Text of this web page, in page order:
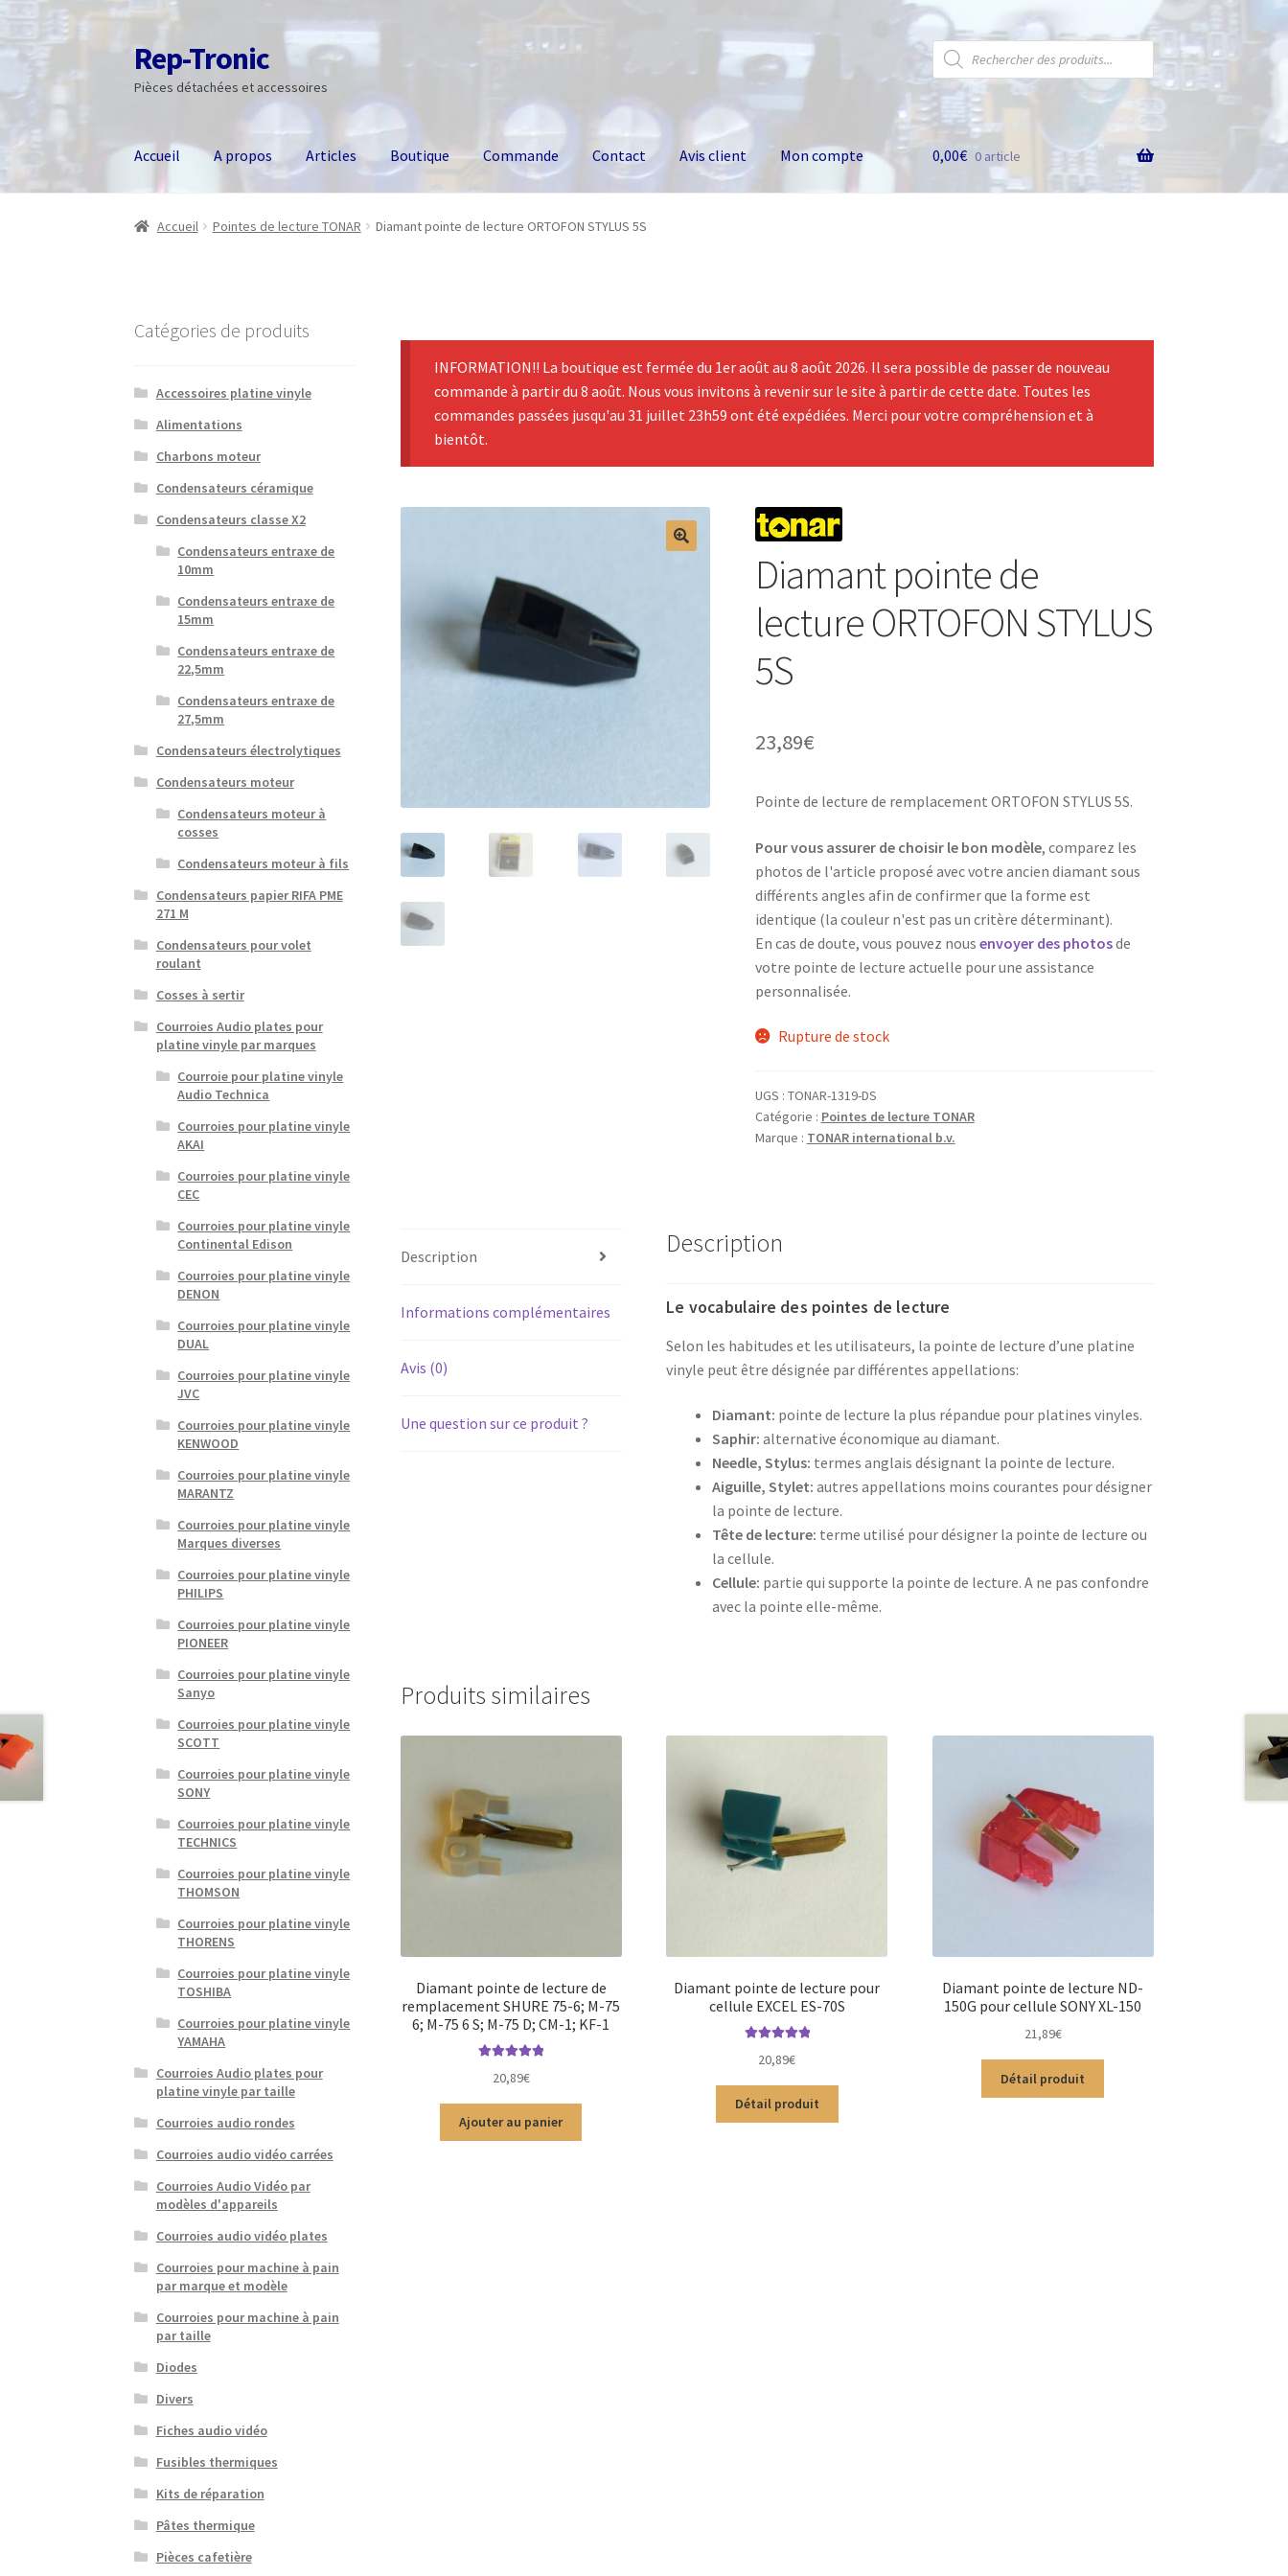
Aller
à
la
Aller
au
contenu
Rep-Tronic
Pièces détachées et accessoires
Recherche
de
produits
Accueil A propos Articles Boutique Commande Contact Avis client Mon compte 0,00€ 0 article
Accueil Pointes de lecture TONAR Diamant pointe de lecture ORTOFON STYLUS 5S
INFORMATION!! La boutique est fermée du 1er août au 8 août 2026. Il sera possible de passer de nouveau
commande à partir du 8 août. Nous vous invitons à revenir sur le site à partir de cette date. Toutes les
commandes passées jusqu'au 31 juillet 23h59 ont été expédiées. Merci pour votre compréhension et à
bientôt.
Diamant pointe de
lecture ORTOFON STYLUS
5S
23,89€
Pointe de lecture de remplacement ORTOFON STYLUS 5S.
Pour vous assurer de choisir le bon modèle, comparez les
photos de l'article proposé avec votre ancien diamant sous
différents angles afin de confirmer que la forme est
identique (la couleur n'est pas un critère déterminant).
En cas de doute, vous pouvez nous envoyer des photosde
votre pointe de lecture actuelle pour une assistance
personnalisée.
Rupture de stock
UGS : TONAR-1319-DS
Catégorie : Pointes de lecture TONAR
Marque : TONAR international b.v.
Description
Informations complémentaires
Avis (0)
Une question sur ce produit ?
Description
Le vocabulaire des pointes de lecture
Selon les habitudes et les utilisateurs, la pointe de lecture d’une platine
vinyle peut être désignée par différentes appellations:
Diamant: pointe de lecture la plus répandue pour platines vinyles.
Saphir: alternative économique au diamant.
Needle, Stylus: termes anglais désignant la pointe de lecture.
Aiguille, Stylet: autres appellations moins courantes pour désigner
la pointe de lecture.
Tête de lecture: terme utilisé pour désigner la pointe de lecture ou
la cellule.
Cellule: partie qui supporte la pointe de lecture. A ne pas confondre
avec la pointe elle-même.
Produits similaires
Diamant pointe de lecture de
remplacement SHURE 75-6; M-75
6; M-75 6 S; M-75 D; CM-1; KF-1
5
20,89€
Ajouter au panier
Diamant pointe de lecture pour
cellule EXCEL ES-70S
5
20,89€
Détail produit
Diamant pointe de lecture ND-
150G pour cellule SONY XL-150
21,89€
Détail produit
Catégories de produits
Accessoires platine vinyle
Alimentations
Charbons moteur
Condensateurs céramique
Condensateurs classe X2
Condensateurs entraxe de
10mm
Condensateurs entraxe de
15mm
Condensateurs entraxe de
22,5mm
Condensateurs entraxe de
27,5mm
Condensateurs électrolytiques
Condensateurs moteur
Condensateurs moteur à
cosses
Condensateurs moteur à fils
Condensateurs papier RIFA PME
271 M
Condensateurs pour volet
roulant
Cosses à sertir
Courroies Audio plates pour
platine vinyle par marques
Courroie pour platine vinyle
Audio Technica
Courroies pour platine vinyle
AKAI
Courroies pour platine vinyle
CEC
Courroies pour platine vinyle
Continental Edison
Courroies pour platine vinyle
DENON
Courroies pour platine vinyle
DUAL
Courroies pour platine vinyle
JVC
Courroies pour platine vinyle
KENWOOD
Courroies pour platine vinyle
MARANTZ
Courroies pour platine vinyle
Marques diverses
Courroies pour platine vinyle
PHILIPS
Courroies pour platine vinyle
PIONEER
Courroies pour platine vinyle
Sanyo
Courroies pour platine vinyle
SCOTT
Courroies pour platine vinyle
SONY
Courroies pour platine vinyle
TECHNICS
Courroies pour platine vinyle
THOMSON
Courroies pour platine vinyle
THORENS
Courroies pour platine vinyle
TOSHIBA
Courroies pour platine vinyle
YAMAHA
Courroies Audio plates pour
platine vinyle par taille
Courroies audio rondes
Courroies audio vidéo carrées
Courroies Audio Vidéo par
modèles d'appareils
Courroies audio vidéo plates
Courroies pour machine à pain
par marque et modèle
Courroies pour machine à pain
par taille
Diodes
Divers
Fiches audio vidéo
Fusibles thermiques
Kits de réparation
Pâtes thermique
Pièces cafetière